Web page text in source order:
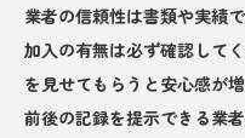
業者の信頼性は書類や実績
加入の有無は必ず確認して
を見せてもらうと安心感が
前後の記録を提示できる業